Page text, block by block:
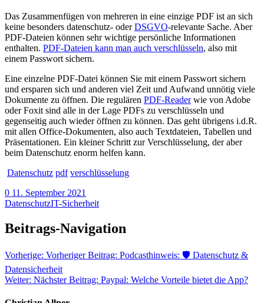
Das Zusammenfügen von mehreren in eine einzige PDF ist an sich
keine besonders datenschutz- oderDSGVO-relevante Sache. Aber
PDF-Dateien können sehr wichtige persönliche Informationen
enthalten. PDF-Dateien kann man auch verschlüsseln, also mit
einem Passwort sichern.
Eine einzelne PDF-Datei können Sie mit einem Passwort sichern
und ersparen sich und anderen viel Zeit und Aufwand unnötig viele
Dokumente zu öffnen. Die regulären PDF-Readerwie von Adobe
oder Foxit sind alle in der Lage PDFs zu verschlüsseln und
gegenseitig auch wieder öffnen zu können. Das geht übrigens i.d.R.
mit allen Office-Dokumenten, also auch Textdateien, Tabellen und
Präsentationen. Ein kleiner Schritt zur Verschlüsselung, der aber
beim Datenschutz enorm helfen kann.
Datenschutz pdf verschlüsselung
0 11. September 2021
DatenschutzIT-Sicherheit
Beitrags-Navigation
Vorherige: Vorheriger Beitrag: Podcasthinweis: 🛡️ Datenschutz &
Datensicherheit
Weiter: Nächster Beitrag: Paypal: Welche Vorteile bietet die App?